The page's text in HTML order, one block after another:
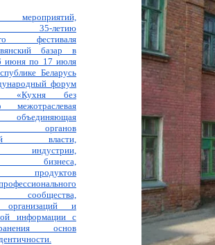
35-летию
фестиваля
базар в
июня по 17 июля
Беларусь
форум
«Кухня без
органов
власти,
индустрии,
бизнеса,
продуктов
сообщества,
организаций и
информации с
основ